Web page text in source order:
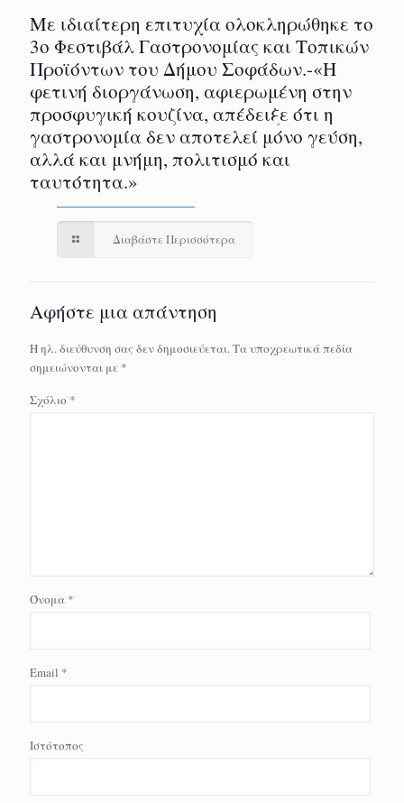
Με ιδιαίτερη επιτυχία ολοκληρώθηκε το
3ο Φεστιβάλ Γαστρονομίας και Τοπικών
Προϊόντων του Δήμου Σοφάδων.-«Η
φετινή διοργάνωση, αφιερωμένη στην
προσφυγική κουζίνα, απέδειξε ότι η
γαστρονομία δεν αποτελεί μόνο γεύση,
αλλά και μνήμη, πολιτισμό και
ταυτότητα.»
Διαβάστε Περισσότερα
Αφήστε μια απάντηση
Η ηλ. διεύθυνση σας δεν δημοσιεύεται.Τα υποχρεωτικά πεδία
σημειώνονται με *
Σχόλιο *
Όνομα *
Email *
Ιστότοπος